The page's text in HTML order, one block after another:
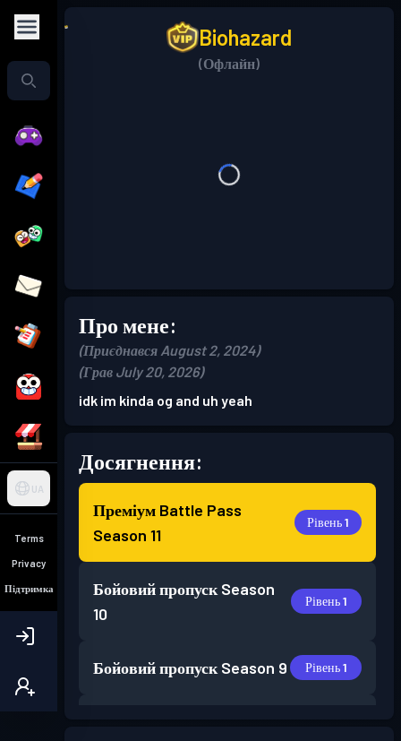
UA
Terms
Privacy
Підтримка
Biohazard
(Офлайн)
Про мене:
(Приєднався August 2, 2024)
(Грав July 20, 2026)
idk im kinda og and uh yeah
Досягнення:
Преміум Battle Pass
Season 11
Рівень 1
Бойовий пропуск Season
10
Рівень 1
Бойовий пропуск Season 9 Рівень 1